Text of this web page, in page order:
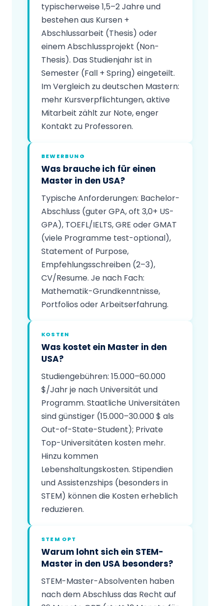
typischerweise 1,5–2 Jahre und
bestehen aus Kursen +
Abschlussarbeit (Thesis) oder
einem Abschlussprojekt (Non-
Thesis). Das Studienjahr ist in
Semester (Fall + Spring) eingeteilt.
Im Vergleich zu deutschen Mastern:
mehr Kursverpflichtungen, aktive
Mitarbeit zählt zur Note, enger
Kontakt zu Professoren.
BEWERBUNG
Was brauche ich für einen
Master in den USA?
Typische Anforderungen: Bachelor-
Abschluss (guter GPA, oft 3,0+ US-
GPA), TOEFL/IELTS, GRE oder GMAT
(viele Programme test-optional),
Statement of Purpose,
Empfehlungsschreiben (2–3),
CV/Resume. Je nach Fach:
Mathematik-Grundkenntnisse,
Portfolios oder Arbeitserfahrung.
KOSTEN
Was kostet ein Master in den
USA?
Studiengebühren: 15.000–60.000
$/Jahr je nach Universität und
Programm. Staatliche Universitäten
sind günstiger (15.000–30.000 $ als
Out-of-State-Student); Private
Top-Universitäten kosten mehr.
Hinzu kommen
Lebenshaltungskosten. Stipendien
und Assistenzships (besonders in
STEM) können die Kosten erheblich
reduzieren.
STEM OPT
Warum lohnt sich ein STEM-
Master in den USA besonders?
STEM-Master-Absolventen haben
nach dem Abschluss das Recht auf